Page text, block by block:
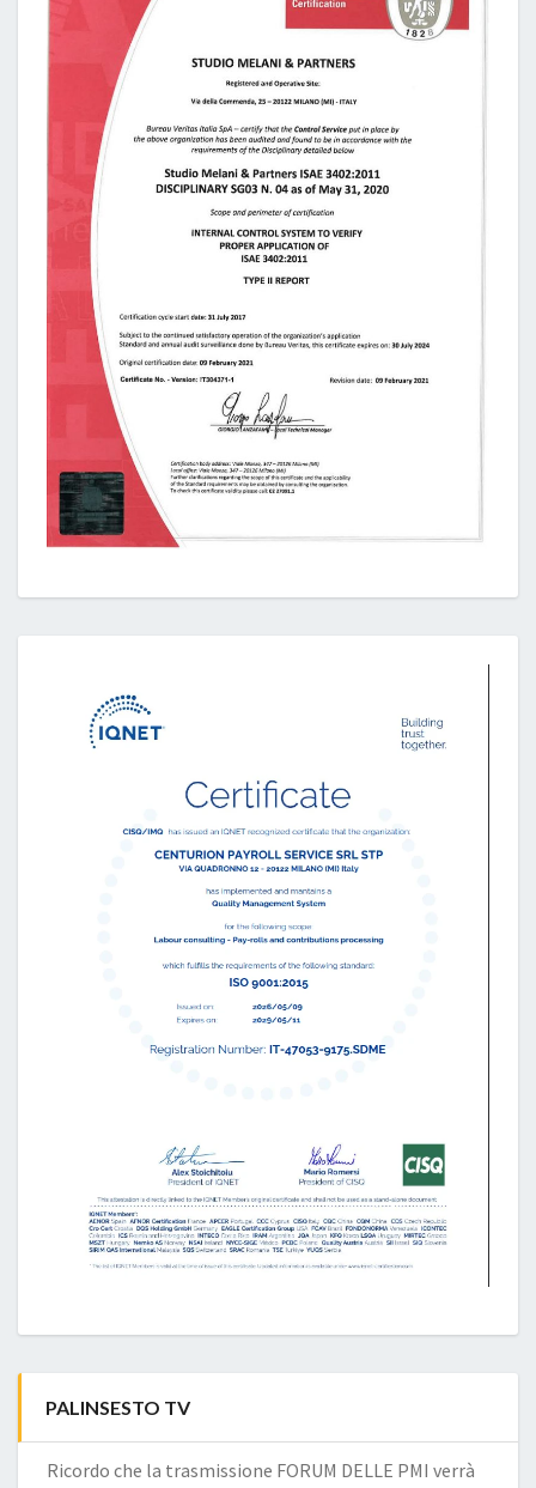
PALINSESTO TV
Ricordo che la trasmissione FORUM DELLE PMI verrà